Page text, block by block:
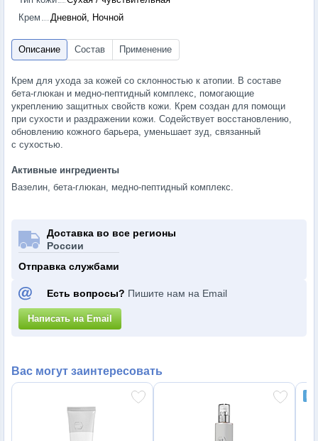
Крем
Дневной, Ночной
Крем для ухода за кожей со склонностью к атопии. В составе
бета-глюкан и медно-пептидный комплекс, помогающие
укреплению защитных свойств кожи. Крем создан для помощи
при сухости и раздражении кожи. Содействует восстановлению,
обновлению кожного барьера, уменьшает зуд, связанный
с сухостью.
Активные ингредиенты
Вазелин, бета-глюкан, медно-пептидный комплекс.
Доставка во все регионы
России
Отправка службами
Есть вопросы? Пишите нам на Email
Написать на Email
Вас могут заинтересовать